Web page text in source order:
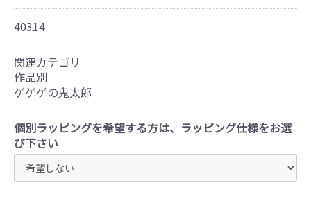
40314
関連カテゴリ
作品別
ゲゲゲの鬼太郎
個別ラッピングを希望する方は、ラッピング仕様をお選
び下さい